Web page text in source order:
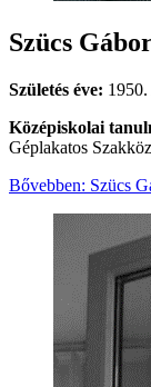
Szücs
Születés éve:
Középiskolai
Géplakatos
Bővebben: Szücs